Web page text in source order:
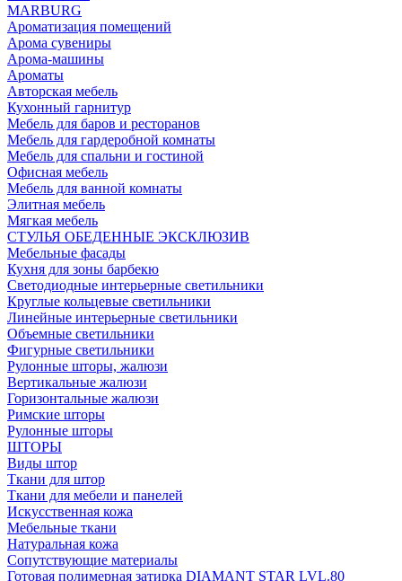
MARBURG
Ароматизация помещений
Арома сувениры
Арома-машины
Ароматы
Авторская мебель
Кухонный гарнитур
Мебель для баров и ресторанов
Мебель для гардеробной комнаты
Мебель для спальни и гостиной
Офисная мебель
Мебель для ванной комнаты
Элитная мебель
Мягкая мебель
СТУЛЬЯ ОБЕДЕННЫЕ ЭКСКЛЮЗИВ
Мебельные фасады
Кухня для зоны барбекю
Светодиодные интерьерные светильники
Круглые кольцевые светильники
Линейные интерьерные светильники
Объемные светильники
Фигурные светильники
Рулонные шторы, жалюзи
Вертикальные жалюзи
Горизонтальные жалюзи
Римские шторы
Рулонные шторы
ШТОРЫ
Виды штор
Ткани для штор
Ткани для мебели и панелей
Искусственная кожа
Мебельные ткани
Натуральная кожа
Сопутствующие материалы
Готовая полимерная затирка DIAMANT STAR LVL.80